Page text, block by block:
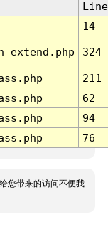
Line
14
324
211
62
94
76
您带来的访问不便我